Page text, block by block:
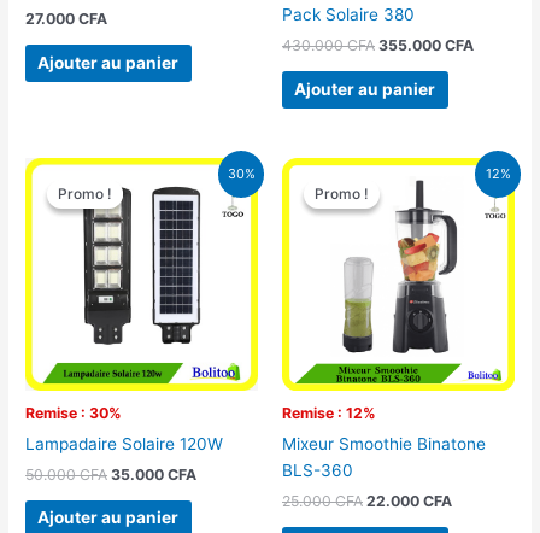
27.000CFA
Ajouter au panier
Pack Solaire 380
430.000CFA 355.000 CFA
Ajouter au panier
30%
Promo !
Remise : 30%
Promo !
Lampadaire Solaire 120W
50.000CFA
Le
prix
initial
était :
50.000 CFA.
35.000CFA
Le
prix
actuel
est :
35.000 CFA.
Ajouter au panier
12%
Promo !
Remise : 12%
Promo !
Mixeur Smoothie Binatone
BLS-360
25.000CFA
Le
prix
initial
était :
25.000 CFA.
22.000 CFA
Le
prix
actuel
est :